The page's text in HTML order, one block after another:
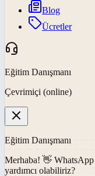
Blog
Ücretler
Eğitim Danışmanı
Çevrimiçi (online)
Eğitim Danışmanı
Merhaba! 👋
yardımcı olabiliriz?